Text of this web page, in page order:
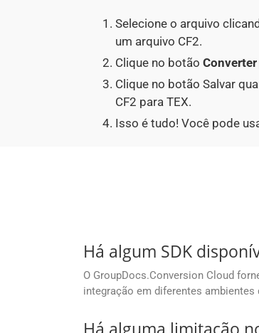
Selecione o arquivo
um arquivo CF2.
Clique no botão Converter
Clique no botão Salvar
CF2 para TEX.
Isso é tudo! Você pode
Há algum SDK
O GroupDocs.Conversion Cloud
integração em diferentes ambientes